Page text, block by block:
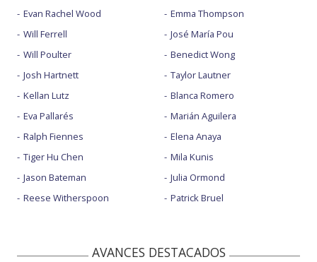
Evan Rachel Wood
Will Ferrell
Will Poulter
Josh Hartnett
Kellan Lutz
Eva Pallarés
Ralph Fiennes
Tiger Hu Chen
Jason Bateman
Reese Witherspoon
Emma Thompson
José María Pou
Benedict Wong
Taylor Lautner
Blanca Romero
Marián Aguilera
Elena Anaya
Mila Kunis
Julia Ormond
Patrick Bruel
AVANCES DESTACADOS